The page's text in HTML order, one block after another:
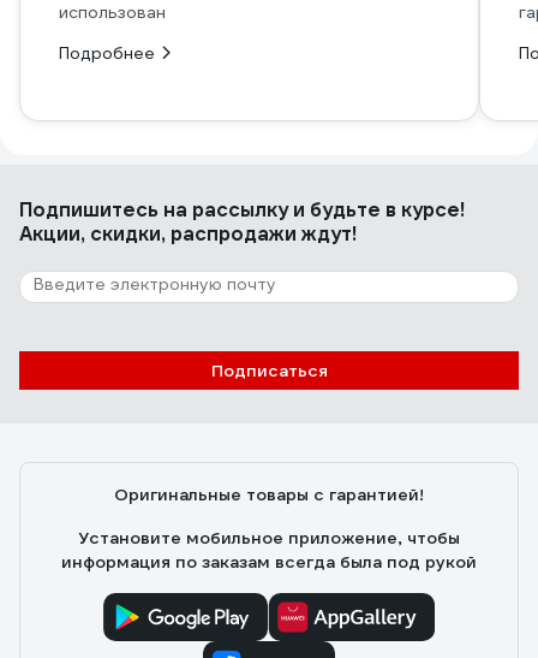
использован
Подробнее
Подпишитесь на рассылкуи будьте в курсе!
Акции, скидки, распродажи ждут!
Подписаться
Оригинальные товары с гарантией!
Установите мобильное приложение, чтобы
информация по заказам всегда была под рукой